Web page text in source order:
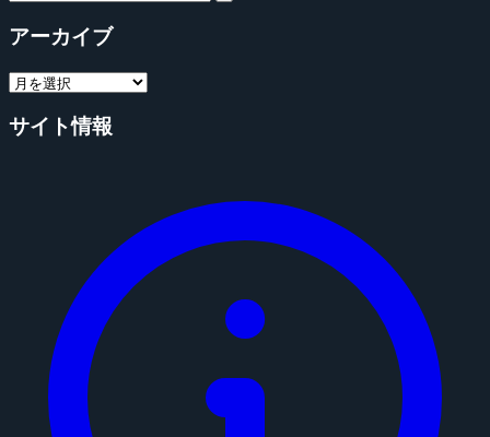
アーカイブ
サイト情報